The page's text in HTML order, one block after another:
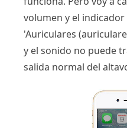
volumen y el
'Auriculares
y el sonido no puede
salida normal del